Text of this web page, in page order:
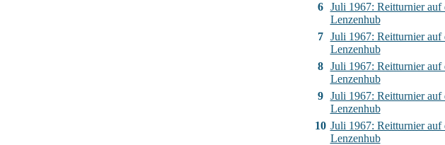
6
Juli 1967: Reitturnier auf
Lenzenhub
7
Juli 1967: Reitturnier auf
Lenzenhub
8
Juli 1967: Reitturnier auf
Lenzenhub
9
Juli 1967: Reitturnier auf
Lenzenhub
10 Juli 1967: Reitturnier auf
Lenzenhub